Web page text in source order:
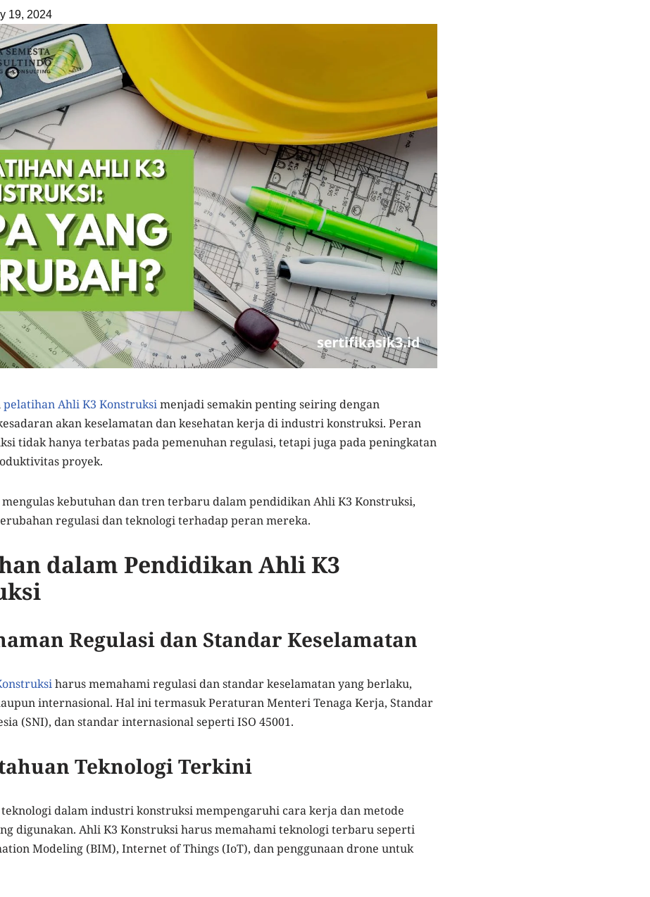
19, 2024
pelatihan Ahli K3 Konstruksimenjadi semakin penting seiring dengan
akan keselamatan dan kesehatan kerja di industri konstruksi. Peran
tidak hanya terbatas pada pemenuhan regulasi, tetapi juga pada peningkatan
proyek.
kebutuhan dan tren terbaru dalam pendidikan Ahli K3 Konstruksi,
regulasi dan teknologi terhadap peran mereka.
dalam Pendidikan Ahli K3
Regulasi dan Standar Keselamatan
harus memahami regulasi dan standar keselamatan yang berlaku,
internasional. Hal ini termasuk Peraturan Menteri Tenaga Kerja, Standar
(SNI), dan standar internasional seperti ISO 45001.
Teknologi Terkini
dalam industri konstruksi mempengaruhi cara kerja dan metode
digunakan. Ahli K3 Konstruksi harus memahami teknologi terbaru seperti
Modeling (BIM), Internet of Things (IoT), dan penggunaan drone untuk